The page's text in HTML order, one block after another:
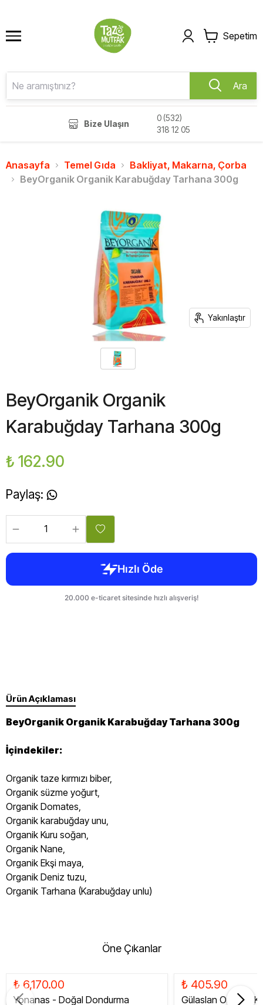
Sepetim
Ara
Bize Ulaşın
0 (532)
318 12 05
Anasayfa Temel Gıda
Bakliyat, Makarna, Çorba
BeyOrganik Organik Karabuğday Tarhana 300g
Yakınlaştır
BeyOrganik Organik
Karabuğday Tarhana 300g
₺ 162.90
Paylaş:
Ürün Açıklaması
BeyOrganik Organik Karabuğday Tarhana 300g
İçindekiler:
Organik taze kırmızı biber,
Organik süzme yoğurt,
Organik Domates,
Organik karabuğday unu,
Organik Kuru soğan,
Organik Nane,
Organik Ekşi maya,
Organik Deniz tuzu,
Organik Tarhana (Karabuğday unlu)
Öne Çıkanlar
₺ 6,170.00
Yonanas - Doğal Dondurma
₺ 405.90
Gülaslan Organik